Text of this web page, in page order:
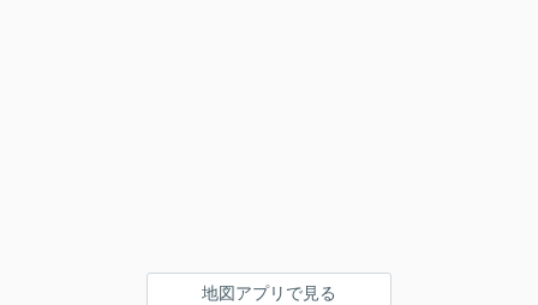
地図アプリで見る